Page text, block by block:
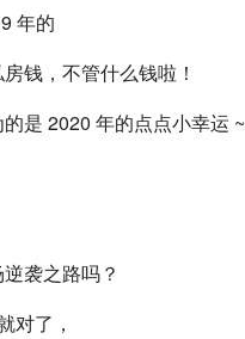
年的
钱，不管什么钱啦！
是 2020 年的点点小幸运 ~
袭之路吗？
对了，